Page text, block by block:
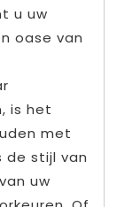
u uw
oase van
is het
met
de stijl van
uw